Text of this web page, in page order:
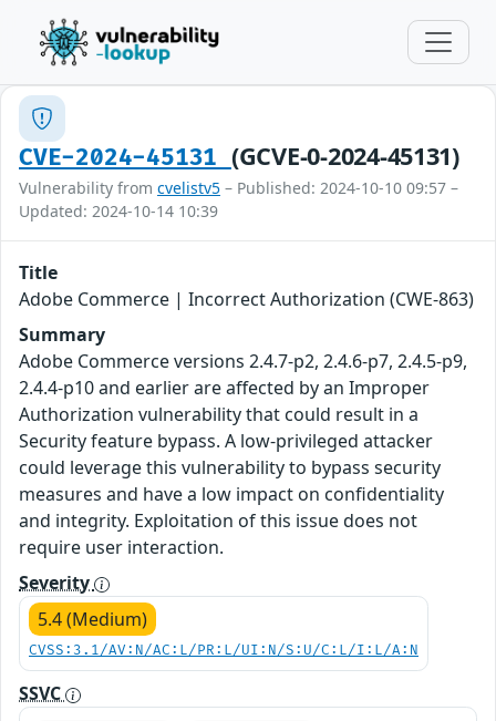
CVE-2024-45131 (GCVE-0-2024-45131)
Vulnerability from cvelistv5 – Published: 2024-10-10 09:57 –
Updated: 2024-10-14 10:39
Title
Adobe Commerce | Incorrect Authorization (CWE-863)
Summary
Adobe Commerce versions 2.4.7-p2, 2.4.6-p7, 2.4.5-p9,
2.4.4-p10 and earlier are affected by an Improper
Authorization vulnerability that could result in a
Security feature bypass. A low-privileged attacker
could leverage this vulnerability to bypass security
measures and have a low impact on confidentiality
and integrity. Exploitation of this issue does not
require user interaction.
Severity
5.4 (Medium)
CVSS:3.1/AV:N/AC:L/PR:L/UI:N/S:U/C:L/I:L/A:N
SSVC